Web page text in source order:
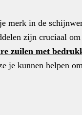
in de
zijn cruciaal
zuilen met
je kunnen helpen